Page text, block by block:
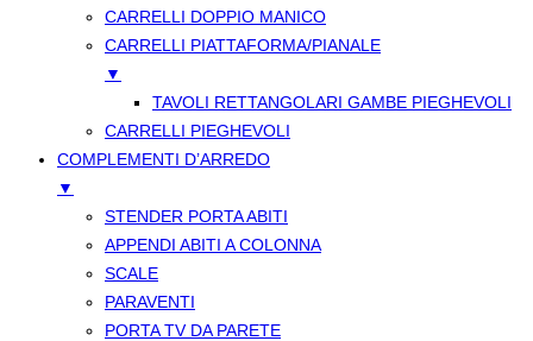
CARRELLI DOPPIO MANICO
CARRELLI PIATTAFORMA/PIANALE
▼
TAVOLI RETTANGOLARI GAMBE PIEGHEVOLI
CARRELLI PIEGHEVOLI
COMPLEMENTI D’ARREDO
▼
STENDER PORTA ABITI
APPENDI ABITI A COLONNA
SCALE
PARAVENTI
PORTA TV DA PARETE